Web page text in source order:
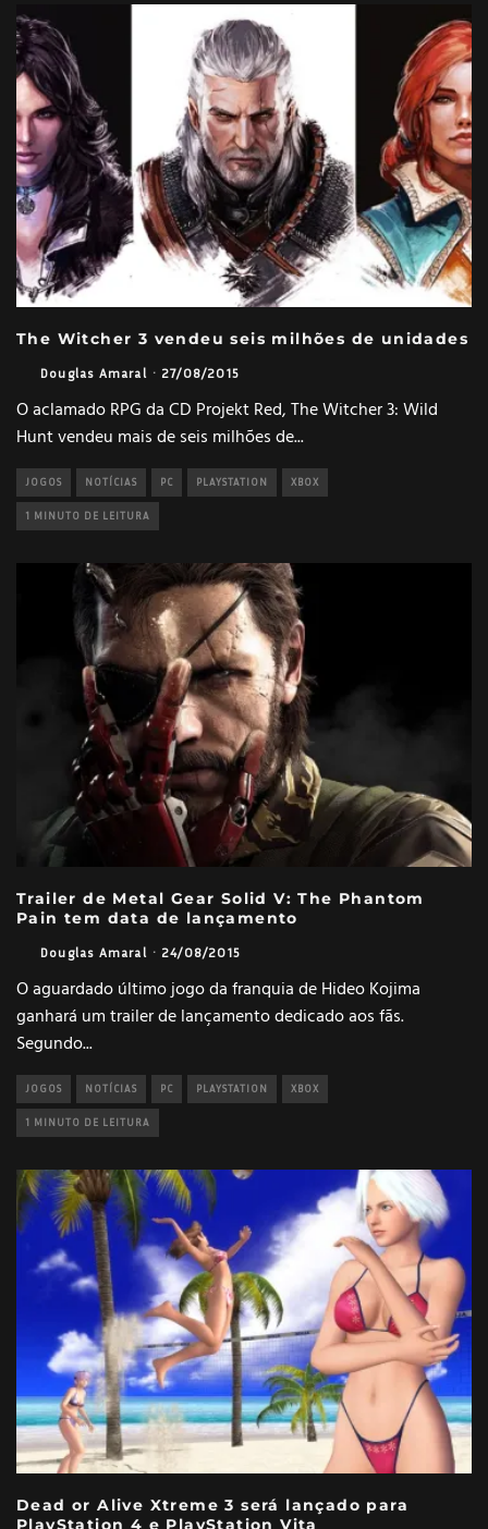
The Witcher 3 vendeu seis milhões de unidades
Douglas Amaral · 27/08/2015
O aclamado RPG da CD Projekt Red, The Witcher 3: Wild
Hunt vendeu mais de seis milhões de...
JOGOS NOTÍCIAS PC PLAYSTATION XBOX
1 MINUTO DE LEITURA
Trailer de Metal Gear Solid V: The Phantom
Pain tem data de lançamento
Douglas Amaral · 24/08/2015
O aguardado último jogo da franquia de Hideo Kojima
ganhará um trailer de lançamento dedicado aos fãs.
Segundo...
JOGOS NOTÍCIAS PC PLAYSTATION XBOX
1 MINUTO DE LEITURA
Dead or Alive Xtreme 3 será lançado para
PlayStation 4 e PlayStation Vita